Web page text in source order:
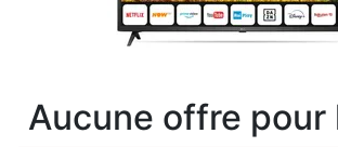
Aucune offre pour